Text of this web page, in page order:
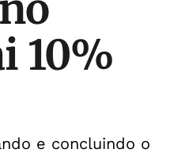
10%
e concluindo o